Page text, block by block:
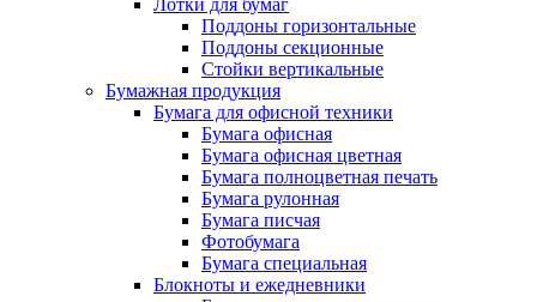
Лотки для бумаг
Поддоны горизонтальные
Поддоны секционные
Стойки вертикальные
Бумажная продукция
Бумага для офисной техники
Бумага офисная
Бумага офисная цветная
Бумага полноцветная печать
Бумага рулонная
Бумага писчая
Фотобумага
Бумага специальная
Блокноты и ежедневники